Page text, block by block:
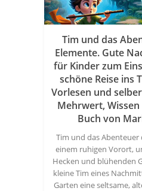
Tim und das
Elemente. Gute
für Kinder zum
schöne Reise ins
Vorlesen und
Mehrwert,
Buch von
Tim und das Abenteuer
einem ruhigen Vorort,
Hecken und blühenden
kleine Tim eines
Garten eine seltsame,